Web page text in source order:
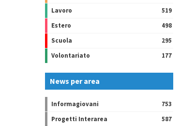
Lavoro
519
Estero
498
Scuola
295
Volontariato
177
News per area
Informagiovani
753
Progetti Interarea
587